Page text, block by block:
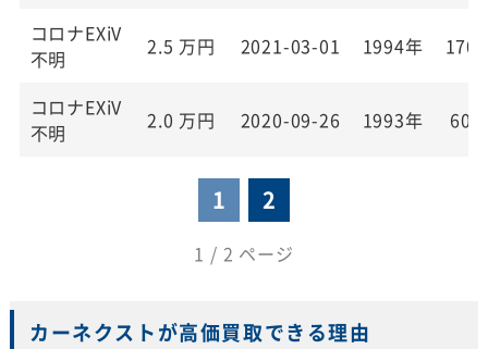
コロナEXiV
不明
2.5 万円 2021-03-01 1994年
コロナEXiV
不明
2.0 万円 2020-09-26 1993年
1 2
1 / 2 ページ
カーネクストが高価買取できる理由